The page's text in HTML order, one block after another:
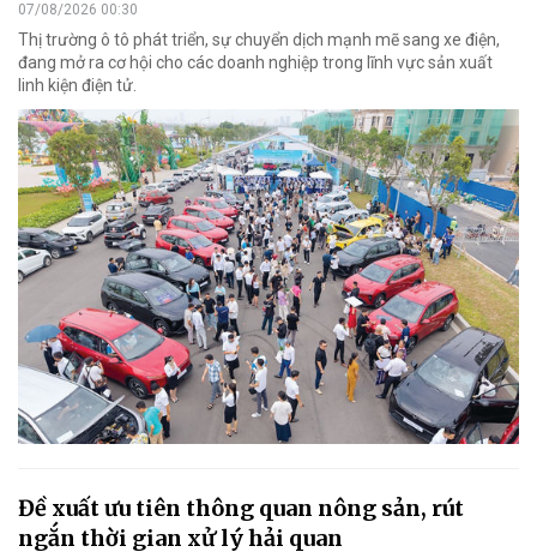
07/08/2026 00:30
Thị trường ô tô phát triển, sự chuyển dịch mạnh mẽ sang xe điện,
đang mở ra cơ hội cho các doanh nghiệp trong lĩnh vực sản xuất
linh kiện điện tử.
Đề xuất ưu tiên thông quan nông sản, rút
ngắn thời gian xử lý hải quan